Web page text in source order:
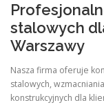
stalowych
Warszawy
Nasza firma oferuje
stalowych,
konstrukcyjnych dla